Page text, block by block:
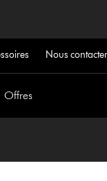
Nous contacter
Offres